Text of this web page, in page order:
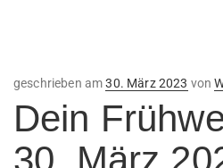
geschrieben amVeröffentlicht
am
30. März 2023 von
Dein
30. März